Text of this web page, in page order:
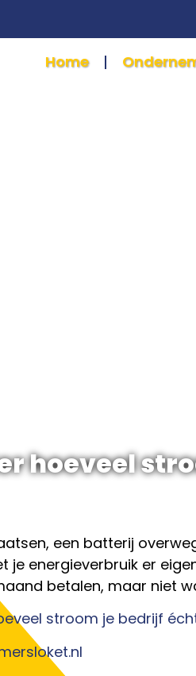
Home
hoeveel
een batterij
je energieverbruik er
betalen, maar niet
stroom je bedrijf